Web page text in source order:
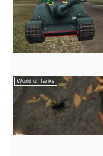
World of Tanks